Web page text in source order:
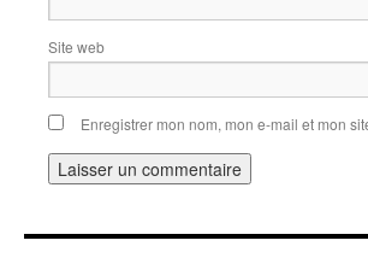
Site web
Enregistrer mon nom, mon e-mail et mon